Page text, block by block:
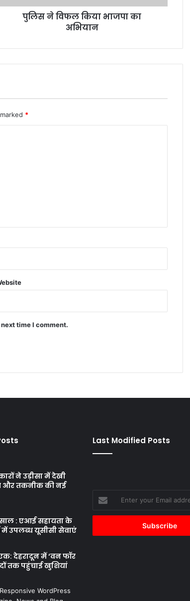
पुलिस ने विफल किया भाजपा का
अभियान
*
time I comment.
ने उड़ीसा में देखी
और तकनीक की नई
: एआई सहायता के
उपलब्ध यूसीसी सेवाएं
देहरादून में ‘वन फॉर
तक पहुंचाई खुशियां
WordPress
Last Modified Posts
your
Email